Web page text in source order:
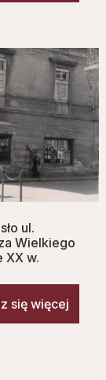
ul.
Wielkiego
XX w.
się więcej